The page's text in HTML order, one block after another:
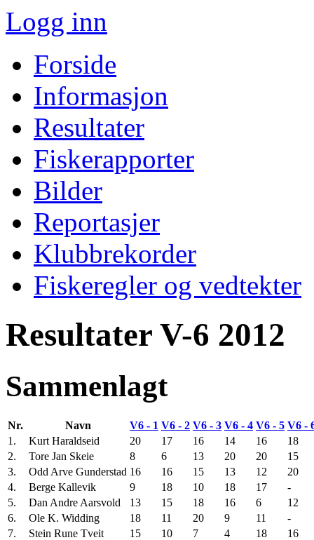
Logg inn
Forside
Informasjon
Resultater
Fiskerapporter
Bilder
Reportasjer
Klubbrekorder
Fiskeregler og vedtekter
Resultater V-6 2012
Sammenlagt
Nr. Navn V6 - 1 V6 - 2 V6 - 3 V6 - 4 V6 - 5 V6 -
1.
Kurt Haraldseid 20 17 16 14 16
18
2.
Tore Jan Skeie 8 6 13 20 20
15
3.
Odd Arve Gunderstad 16 16 15 13 12
20
4.
Berge Kallevik 9 18 10 18 17
-
5.
Dan Andre Aarsvold 13 15 18 16 6
12
6.
Ole K. Widding 18 11 20 9 11
-
7.
Stein Rune Tveit 15 10 7 4 18
16